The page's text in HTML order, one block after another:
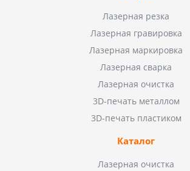
Лазерная резка
Лазерная гравировка
Лазерная маркировка
Лазерная сварка
Лазерная очистка
3D-печать металлом
3D-печать пластиком
Каталог
Лазерная очистка